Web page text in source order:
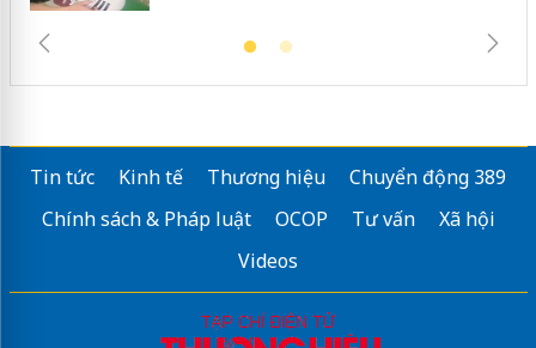
Tin tức Kinh tế Thương hiệu
Chuyển động 389
Chính sách & Pháp luật
OCOP Tư vấn
Xã hội
Videos